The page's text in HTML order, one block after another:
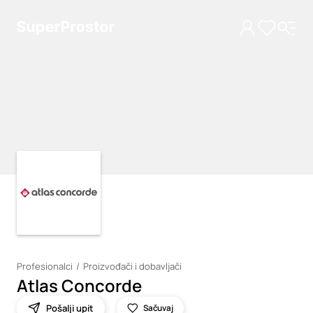
Profesionalci Proizvođači i dobavljači
Atlas Concorde
Pošalji upit Sačuvaj